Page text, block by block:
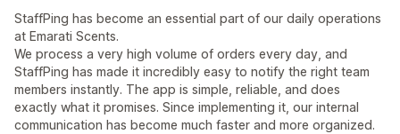
StaffPing has become an essential part of our daily operations
at Emarati Scents.
We process a very high volume of orders every day, and
StaffPing has made it incredibly easy to notify the right team
members instantly. The app is simple, reliable, and does
exactly what it promises. Since implementing it, our internal
communication has become much faster and more organized.